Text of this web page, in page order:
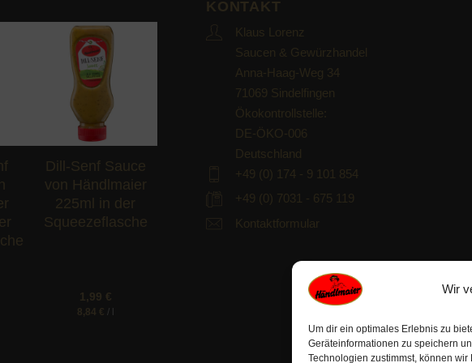
Wir
Um dir ein optimales Erlebnis zu
Geräteinformationen zu speichern
Technologien zustimmst, können
to
Add to
wishlist
Dill-Senf Sauce
von Händlmaier
225ml in der
Squeezeflasche
1,99 €
8,84 € / l
KONTAKT
Klaus Lorenz
Saucen & Gewürzhandel
Anna-Haag-Weg 34
71069 Sindelfingen
Ökokontrollstelle:
DE-ÖKO-006
Deutschland
+49 (0) 174 - 9 101 854
+49 (0) 7031 - 675 119
Kontaktformular